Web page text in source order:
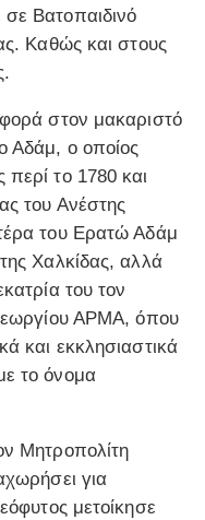
Βατοπαιδινό
Καθώς και στους
στον μακαριστό
Αδάμ, ο οποίος
το 1780 και
του Ανέστης
του Ερατώ Αδάμ
Χαλκίδας, αλλά
του τον
ΑΡΜΑ, όπου
και εκκλησιαστικά
το όνομα
Μητροπολίτη
για
μετοίκησε